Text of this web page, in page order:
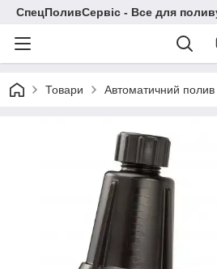
СпецПоливСервіс - Все для
Товари Автоматичний полив